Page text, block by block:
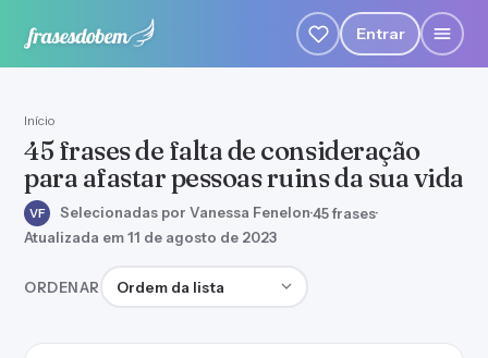
Entrar
Início
45 frases de falta de consideração
para afastar pessoas ruins da sua vida
VF Selecionadas por Vanessa Fenelon·45 frases·
Atualizada em 11 de agosto de 2023
ORDENAR Ordenar frases